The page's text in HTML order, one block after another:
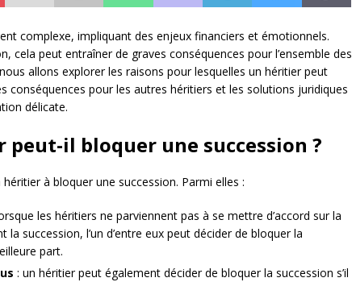
complexe, impliquant des enjeux financiers et émotionnels.
cela peut entraîner de graves conséquences pour l’ensemble des
allons explorer les raisons pour lesquelles un héritier peut
conséquences pour les autres héritiers et les solutions juridiques
délicate.
il bloquer une succession ?
à bloquer une succession. Parmi elles :
les héritiers ne parviennent pas à se mettre d’accord sur la
succession, l’un d’entre eux peut décider de bloquer la
part.
: un héritier peut également décider de bloquer la succession s’il